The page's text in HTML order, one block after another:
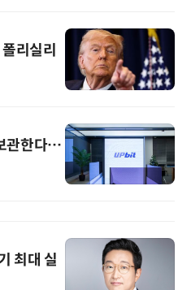
리실리
관한다…
최대 실